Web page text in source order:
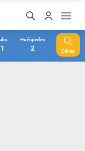
1
Huéspedes
2 Editar